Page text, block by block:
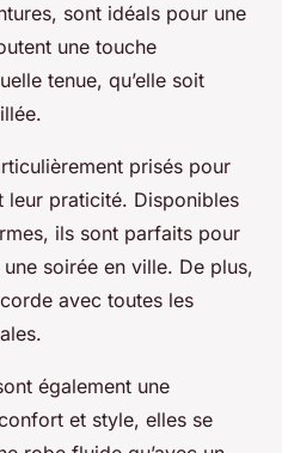
sont idéals pour une
une touche
tenue, qu’elle soit
prisés pour
leur praticité. Disponibles
ils sont parfaits pour
soirée en ville. De plus,
avec toutes les
également une
et style, elles se